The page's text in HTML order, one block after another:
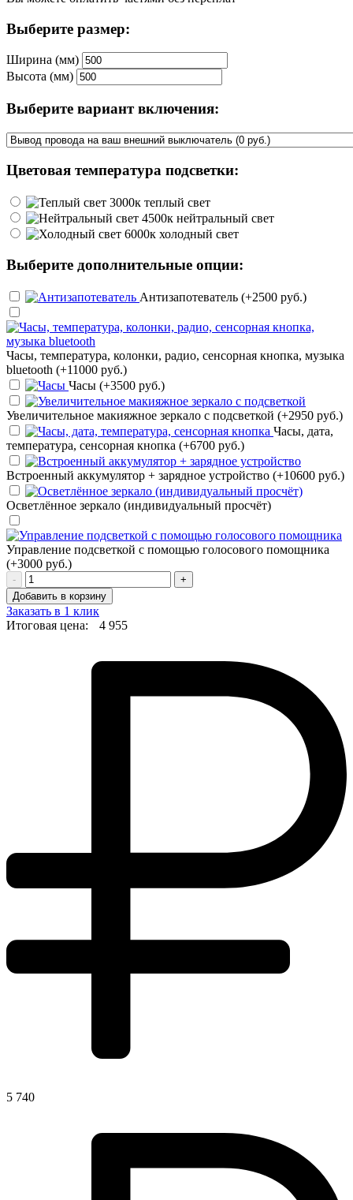
Выберите размер:
Ширина (мм)
Высота (мм)
Выберите вариант включения:
Цветовая температура подсветки:
теплый свет
нейтральный свет
холодный свет
Выберите дополнительные опции:
Антизапотеватель (+2500 руб.)
Часы, температура, колонки, радио, сенсорная кнопка, музыка
bluetooth (+11000 руб.)
Часы (+3500 руб.)
Увеличительное макияжное зеркало с подсветкой (+2950 руб.)
Часы, дата,
температура, сенсорная кнопка (+6700 руб.)
Встроенный аккумулятор + зарядное устройство (+10600 руб.)
Осветлённое зеркало (индивидуальный просчёт)
Управление подсветкой с помощью голосового помощника
(+3000 руб.)
-
+
Добавить в корзину
Заказать в 1 клик
Итоговая цена:
4 955
5 740